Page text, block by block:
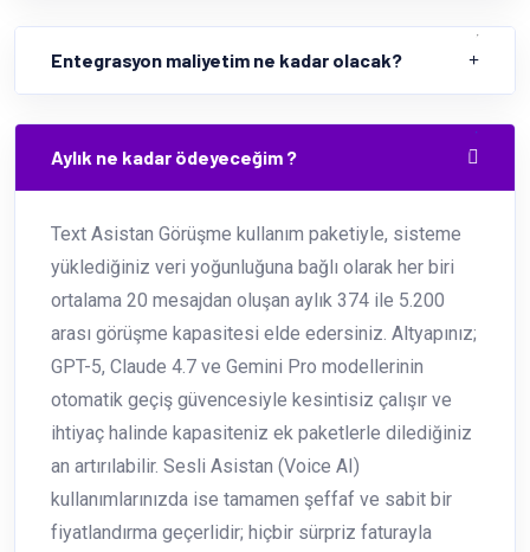
Entegrasyon maliyetim ne kadar olacak?
Aylık ne kadar ödeyeceğim ?
Text Asistan Görüşme kullanım paketiyle, sisteme
yüklediğiniz veri yoğunluğuna bağlı olarak her biri
ortalama 20 mesajdan oluşan aylık 374 ile 5.200
arası görüşme kapasitesi elde edersiniz. Altyapınız;
GPT-5, Claude 4.7 ve Gemini Pro modellerinin
otomatik geçiş güvencesiyle kesintisiz çalışır ve
ihtiyaç halinde kapasiteniz ek paketlerle dilediğiniz
an artırılabilir. Sesli Asistan (Voice AI)
kullanımlarınızda ise tamamen şeffaf ve sabit bir
fiyatlandırma geçerlidir; hiçbir sürpriz faturayla